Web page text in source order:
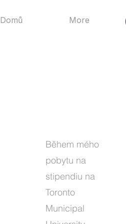
Domů More
Během mého
pobytu na
stipendiu na
Toronto
Municipal